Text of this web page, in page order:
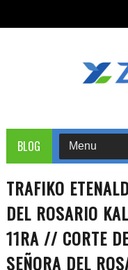
BLOG
TRAFIKO
DEL ROSARIO
11RA // CORTE
SEÑORA DEL